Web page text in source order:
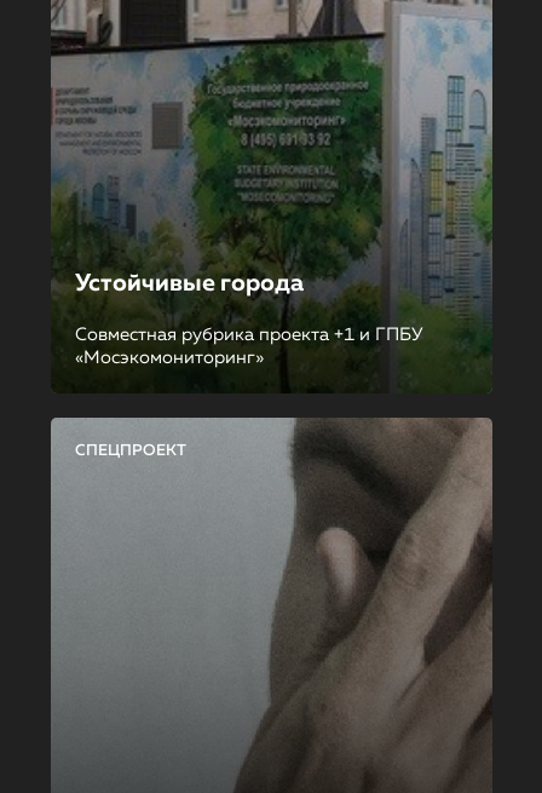
Устойчивые города
Совместная рубрика проекта +1 и ГПБУ
«Мосэкомониторинг»
СПЕЦПРОЕКТ